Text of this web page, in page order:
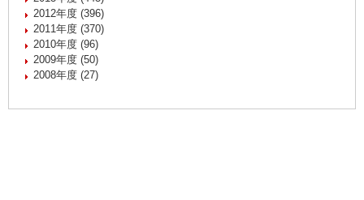
2012年度 (396)
2011年度 (370)
2010年度 (96)
2009年度 (50)
2008年度 (27)